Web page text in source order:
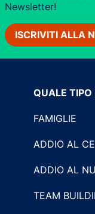
Newsletter!
ISCRIVITI ALLA
QUALE TIPO
FAMIGLIE
ADDIO AL
ADDIO AL
TEAM